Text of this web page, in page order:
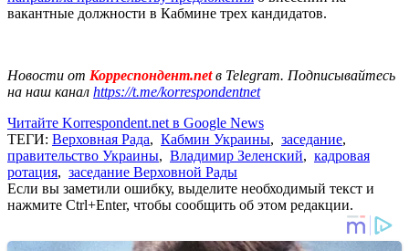
вакантные должности в Кабмине трех кандидатов.
Новости от Корреспондент.netв Telegram. Подписывайтесь
на наш канал https://t.me/korrespondentnet
Читайте Korrespondent.net в Google News
ТЕГИ: Верховная Рада, Кабмин Украины, заседание,
правительство Украины, Владимир Зеленский, кадровая
ротация, заседание Верховной Рады
Если вы заметили ошибку, выделите необходимый текст и
нажмите Ctrl+Enter, чтобы сообщить об этом редакции.